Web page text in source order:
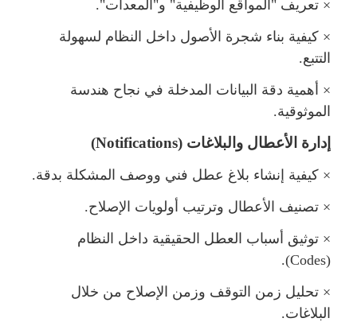
× تعريف "المواقع الوظيفية" و"المعدات".
× كيفية بناء شجرة الأصول داخل النظام لسهولة
التتبع.
× أهمية دقة البيانات المدخلة في نجاح هندسة
الموثوقية.
إدارة الأعطال والبلاغات (Notifications
)
× كيفية إنشاء بلاغ عطل فني ووصف المشكلة بدقة.
× تصنيف الأعطال وترتيب أولويات الإصلاح.
× توثيق أسباب العطل الحقيقية داخل النظا
(
Codes
).
× تحليل زمن التوقف وزمن الإصلاح من خلا
البلاغات.